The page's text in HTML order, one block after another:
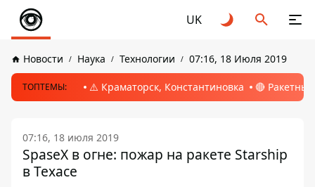
UK
Новости Наука Технологии 07:16, 18 Июля 2019
ТОПТЕМЫ: ⚠️ Краматорск, Константиновка 🔴
07:16, 18 июля 2019
SpaseX в огне: пожар на ракете Starship
в Техасе